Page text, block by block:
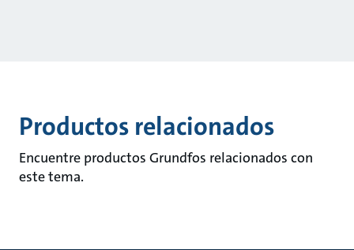
Productos relacionados
Encuentre productos Grundfos relacionados con
este tema.